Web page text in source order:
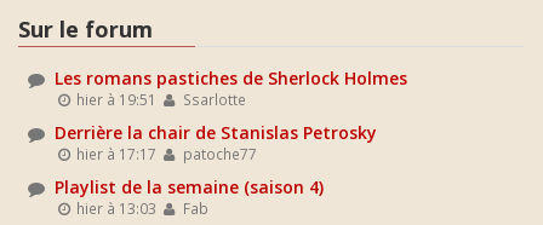
Sur le forum
Les romans pastiches de Sherlock Holmes
hier à 19:51 Ssarlotte
Derrière la chair de Stanislas Petrosky
hier à 17:17 patoche77
Playlist de la semaine (saison 4)
hier à 13:03 Fab